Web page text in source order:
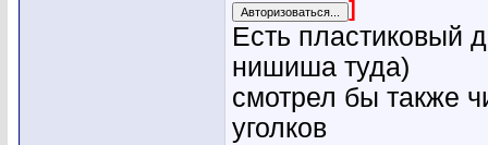
]
Есть пластиковый
нишиша туда)
смотрел бы также
уголков